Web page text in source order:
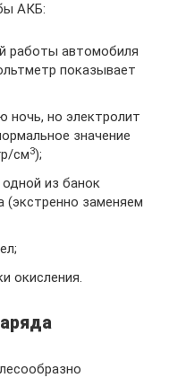
АКБ:
работы автомобиля
показывает
ночь, но электролит
значение
см3);
из банок
(экстренно заменяем
окисления.